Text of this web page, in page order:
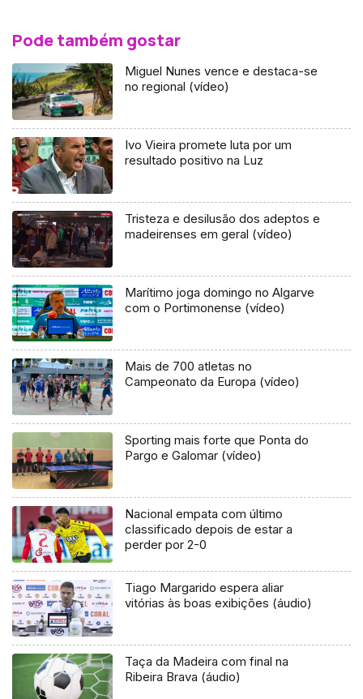
Pode também gostar
Miguel Nunes vence e destaca-se
no regional (vídeo)
Ivo Vieira promete luta por um
resultado positivo na Luz
Tristeza e desilusão dos adeptos e
madeirenses em geral (vídeo)
Marítimo joga domingo no Algarve
com o Portimonense (vídeo)
Mais de 700 atletas no
Campeonato da Europa (vídeo)
Sporting mais forte que Ponta do
Pargo e Galomar (vídeo)
Nacional empata com último
classificado depois de estar a
perder por 2-0
Tiago Margarido espera aliar
vitórias às boas exibições (áudio)
Taça da Madeira com final na
Ribeira Brava (áudio)